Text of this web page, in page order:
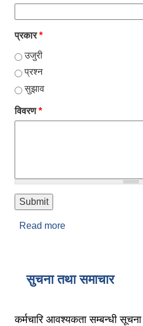
प्रकार*
उजुरी
प्रश्न
सुझाव
विवरण*
Read more
सुचना तथा समाचार
कर्मचारि आवश्यकता सम्बन्धी